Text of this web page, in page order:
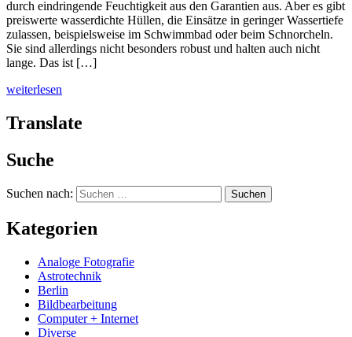
durch eindringende Feuchtigkeit aus den Garantien aus. Aber es gibt
preiswerte wasserdichte Hüllen, die Einsätze in geringer Wassertiefe
zulassen, beispielsweise im Schwimmbad oder beim Schnorcheln.
Sie sind allerdings nicht besonders robust und halten auch nicht
lange. Das ist […]
weiterlesen
Translate
Suche
Suchen nach:
Kategorien
Analoge Fotografie
Astrotechnik
Berlin
Bildbearbeitung
Computer + Internet
Diverse